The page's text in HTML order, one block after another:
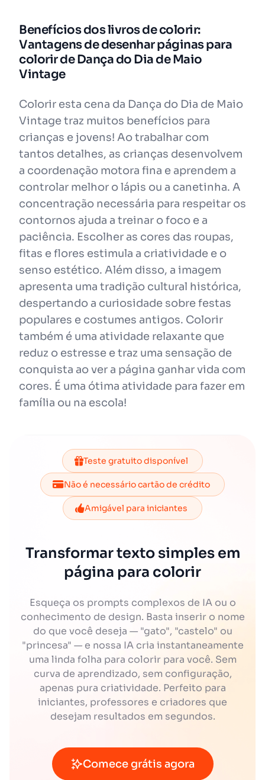
Benefícios dos livros de colorir:
Vantagens de desenhar páginas para
colorir de Dança do Dia de Maio
Vintage
Colorir esta cena da Dança do Dia de Maio
Vintage traz muitos benefícios para
crianças e jovens! Ao trabalhar com
tantos detalhes, as crianças desenvolvem
a coordenação motora fina e aprendem a
controlar melhor o lápis ou a canetinha. A
concentração necessária para respeitar os
contornos ajuda a treinar o foco e a
paciência. Escolher as cores das roupas,
fitas e flores estimula a criatividade e o
senso estético. Além disso, a imagem
apresenta uma tradição cultural histórica,
despertando a curiosidade sobre festas
populares e costumes antigos. Colorir
também é uma atividade relaxante que
reduz o estresse e traz uma sensação de
conquista ao ver a página ganhar vida com
cores. É uma ótima atividade para fazer em
família ou na escola!
Teste gratuito disponível
Não é necessário cartão de crédito
Amigável para iniciantes
Transformar texto simples em
página para colorir
Esqueça os prompts complexos de IA ou o
conhecimento de design. Basta inserir o nome
do que você deseja — "gato", "castelo" ou
"princesa" — e nossa IA cria instantaneamente
uma linda folha para colorir para você. Sem
curva de aprendizado, sem configuração,
apenas pura criatividade. Perfeito para
iniciantes, professores e criadores que
desejam resultados em segundos.
Comece grátis agora